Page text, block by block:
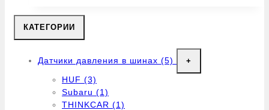
КАТЕГОРИИ
Датчики давления в шинах (5) +
HUF (3)
Subaru (1)
THINKCAR (1)